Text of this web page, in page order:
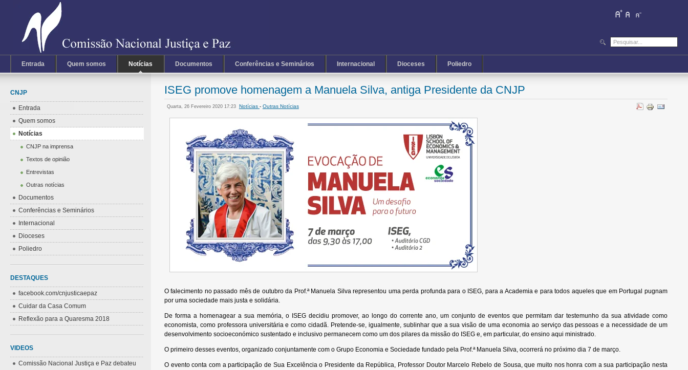
Entrada Quem somos Notícias Documentos Conferências e Seminários Internacional Dioceses Poliedro
ISEG promove homenagem a Manuela Silva, antiga Presidente da CNJP
Quarta, 26 Fevereiro 2020 17:23 Notícias - Outras Notícias
O falecimento no passado mês de outubro da Prof.ª Manuela Silva representou uma perda profunda para o ISEG, para a Academia e para todos aqueles que em Portugal pugnam
por uma sociedade mais justa e solidária.
De forma a homenagear a sua memória, o ISEG decidiu promover, ao longo do corrente ano, um conjunto de eventos que permitam dar testemunho da sua atividade como
economista, como professora universitária e como cidadã. Pretende-se, igualmente, sublinhar que a sua visão de uma economia ao serviço das pessoas e a necessidade de um
desenvolvimento socioeconómico sustentado e inclusivo permanecem como um dos pilares da missão do ISEG e, em particular, do ensino aqui ministrado.
O primeiro desses eventos, organizado conjuntamente com o Grupo Economia e Sociedade fundado pela Prof.ª Manuela Silva, ocorrerá no próximo dia 7 de março.
O evento conta com a participação de Sua Excelência o Presidente da República, Professor Doutor Marcelo Rebelo de Sousa, que muito nos honra com a sua participação nesta
CNJP
Entrada
Quem somos
Notícias
CNJP na imprensa
Textos de opinião
Entrevistas
Outras notícias
Documentos
Conferências e Seminários
Internacional
Dioceses
Poliedro
DESTAQUES
facebook.com/cnjusticaepaz
Cuidar da Casa Comum
Reflexão para a Quaresma 2018
VIDEOS
Comissão Nacional Justiça e Paz debateu